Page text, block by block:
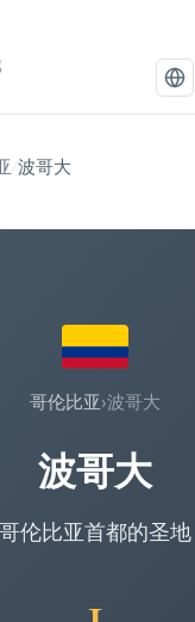
/波哥大
哥伦比亚›波哥大
波哥大
哥伦比亚首都的圣地